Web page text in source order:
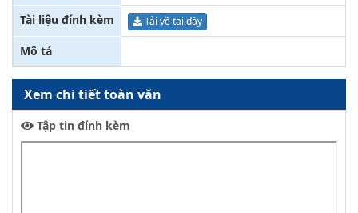
Tài liệu đính kèm
Tải về tại đây
Mô tả
Xem chi tiết toàn văn
Tập tin đính kèm